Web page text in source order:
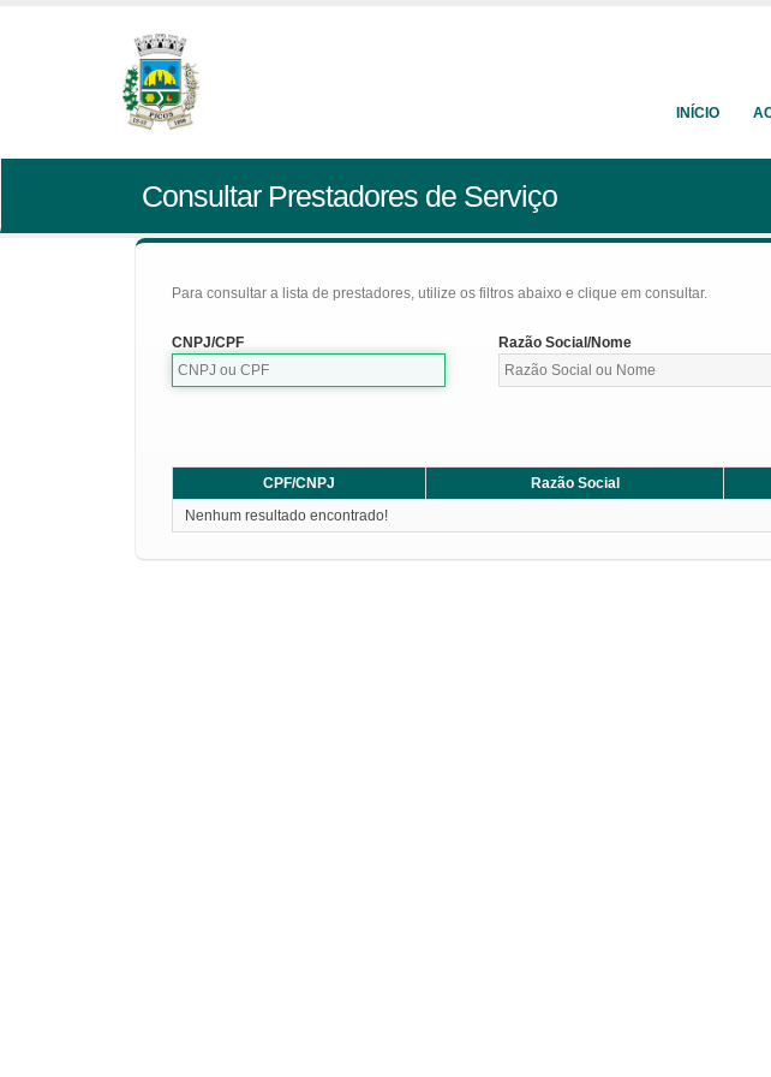
INÍCIO
Consultar Prestadores de Serviço
Para consultar a lista de prestadores, utilize os filtros abaixo e clique em consultar.
CNPJ/CPF Razão Social/Nome
CPF/CNPJ Razão Social
Nenhum resultado encontrado!